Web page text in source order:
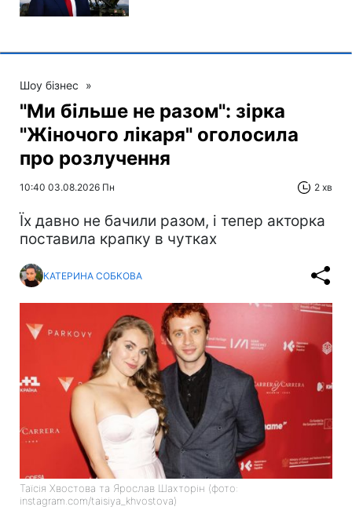
Шоу бізнес »
"Ми більше не разом": зірка
"Жіночого лікаря" оголосила
про розлучення
10:40 03.08.2026 Пн 2 хв
Їх давно не бачили разом, і тепер акторка
поставила крапку в чутках
КАТЕРИНА СОБКОВА
Таїсія Хвостова та Ярослав Шахторін (фото:
instagram.com/taisiya_khvostova)